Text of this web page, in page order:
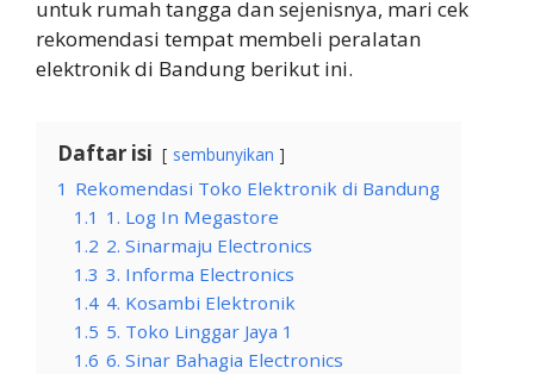
untuk rumah tangga dan sejenisnya, mari cek
rekomendasi tempat membeli peralatan
elektronik di Bandung berikut ini.
Daftar isi sembunyikan
1 Rekomendasi Toko Elektronik di Bandung
1.1 1. Log In Megastore
1.2 2. Sinarmaju Electronics
1.3 3. Informa Electronics
1.4 4. Kosambi Elektronik
1.5 5. Toko Linggar Jaya 1
1.6 6. Sinar Bahagia Electronics